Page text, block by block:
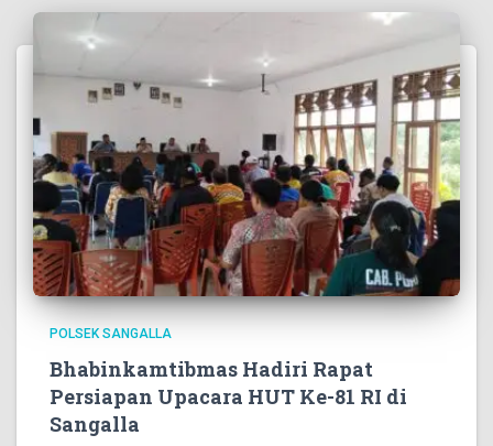
POLSEK SANGALLA
Bhabinkamtibmas Hadiri Rapat
Persiapan Upacara HUT Ke-81 RI di
Sangalla